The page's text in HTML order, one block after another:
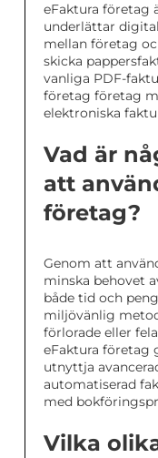
eFaktura företag
underlättar
mellan företag
skicka
vanliga PDF-
företag företag
elektroniska
Vad är
att
företag?
Genom att
minska behovet
både tid och
miljövänlig
förlorade eller
eFaktura företag
utnyttja
automatiserad
med
Vilka